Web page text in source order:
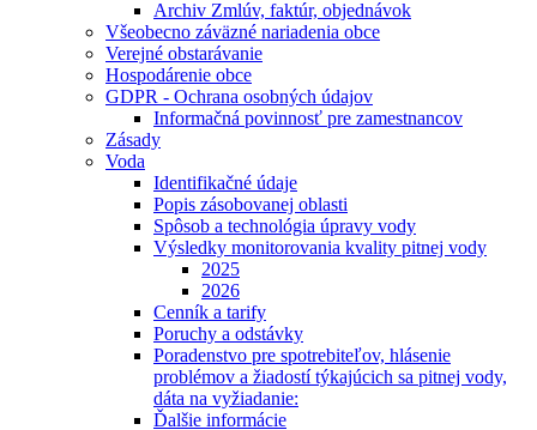
Archiv Zmlúv, faktúr, objednávok
Všeobecno záväzné nariadenia obce
Verejné obstarávanie
Hospodárenie obce
GDPR - Ochrana osobných údajov
Informačná povinnosť pre zamestnancov
Zásady
Voda
Identifikačné údaje
Popis zásobovanej oblasti
Spôsob a technológia úpravy vody
Výsledky monitorovania kvality pitnej vody
2025
2026
Cenník a tarify
Poruchy a odstávky
Poradenstvo pre spotrebiteľov, hlásenie
problémov a žiadostí týkajúcich sa pitnej vody,
dáta na vyžiadanie:
Ďalšie informácie